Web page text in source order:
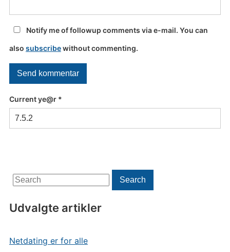
Notify me of followup comments via e-mail. You can
also subscribewithout commenting.
Current ye@r *
Search
for:
Search
Udvalgte artikler
Netdating er for alle